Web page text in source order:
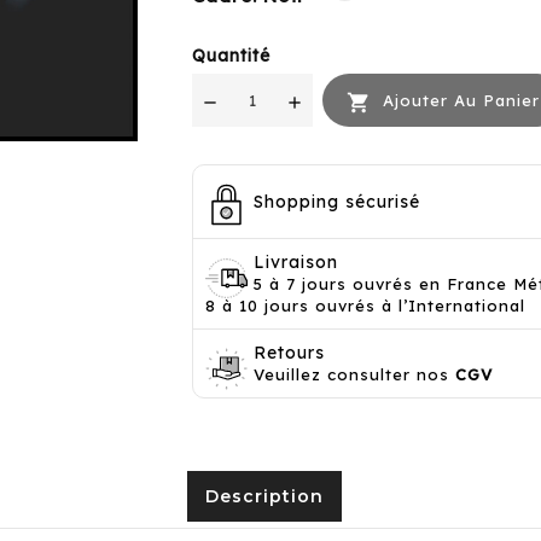
Quantité
 Ajouter Au Panier
Shopping sécurisé
Livraison
5 à 7 jours ouvrés en France
8 à 10 jours ouvrés à l’International
Retours
Veuillez consulter nos CGV
Description